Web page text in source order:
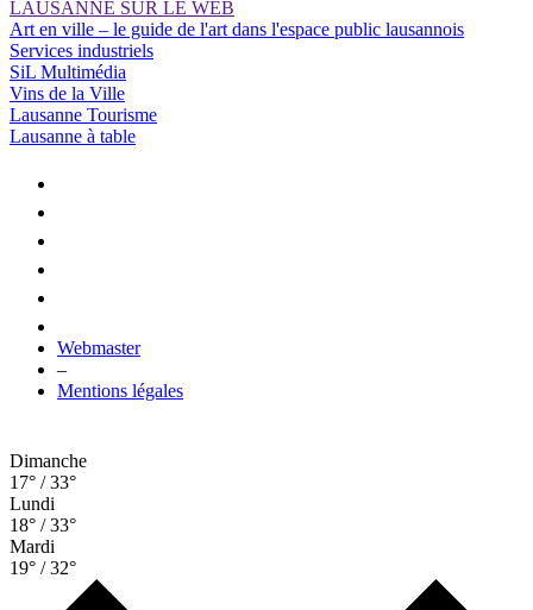
LAUSANNE SUR LE WEB
Art en ville – le guide de l'art dans l'espace public lausannois
Services industriels
SiL Multimédia
Vins de la Ville
Lausanne Tourisme
Lausanne à table
Webmaster
–
Mentions légales
Dimanche
17° / 33°
Lundi
18° / 33°
Mardi
19° / 32°